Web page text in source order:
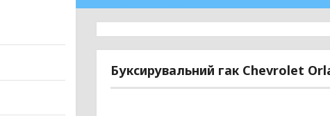
Буксирувальний гак Chevrolet